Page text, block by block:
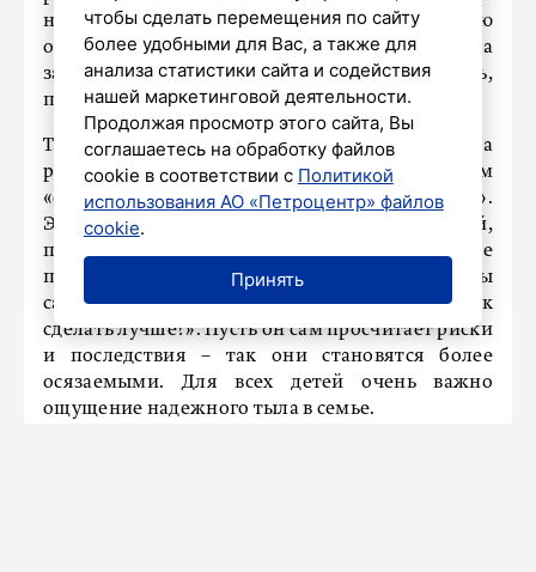
нарушает, а это первый шаг к осознанию
ответственности и законопослушанию. Ваша
задача – чтобы ребенок сам решил не нарушать,
потому что уважает вас и свою будущую жизнь.
Также важный момент – говорить с ним на
равных. У подростка включается режим
«обязаловки», когда он слышит «ты должен».
Это бездумное выполнение каких‑то действий,
превращающееся в ритуал или же вызывающее
протестную реакцию. Лучше спросить: «Как ты
сам думаешь?», «Что будет, если?..», «Как
сделать лучше?». Пусть он сам просчитает риски
и последствия – так они становятся более
осязаемыми. Для всех детей очень важно
ощущение надежного тыла в семье.
чтобы сделать перемещения по сайту
более удобными для Вас, а также для
анализа статистики сайта и содействия
нашей маркетинговой деятельности.
Продолжая просмотр этого сайта, Вы
соглашаетесь на обработку файлов
cookie в соответствии с Политикой
использования АО «Петроцентр» файлов
cookie.
Принять